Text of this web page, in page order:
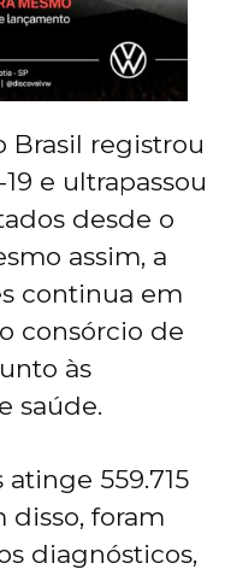
Brasil registrou
e ultrapassou
desde o
assim, a
continua em
consórcio de
às
saúde.
atinge 559.715
disso, foram
diagnósticos,